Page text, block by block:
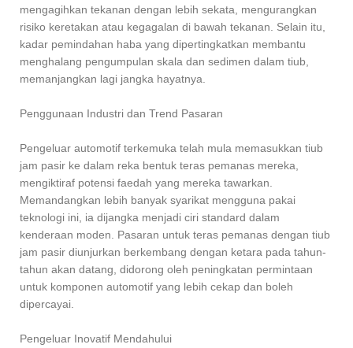
mengagihkan tekanan dengan lebih sekata, mengurangkan
risiko keretakan atau kegagalan di bawah tekanan. Selain itu,
kadar pemindahan haba yang dipertingkatkan membantu
menghalang pengumpulan skala dan sedimen dalam tiub,
memanjangkan lagi jangka hayatnya.
Penggunaan Industri dan Trend Pasaran
Pengeluar automotif terkemuka telah mula memasukkan tiub
jam pasir ke dalam reka bentuk teras pemanas mereka,
mengiktiraf potensi faedah yang mereka tawarkan.
Memandangkan lebih banyak syarikat mengguna pakai
teknologi ini, ia dijangka menjadi ciri standard dalam
kenderaan moden. Pasaran untuk teras pemanas dengan tiub
jam pasir diunjurkan berkembang dengan ketara pada tahun-
tahun akan datang, didorong oleh peningkatan permintaan
untuk komponen automotif yang lebih cekap dan boleh
dipercayai.
Pengeluar Inovatif Mendahului